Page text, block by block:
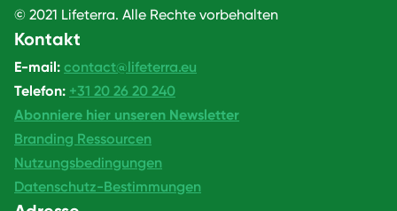
© 2021 Lifeterra. Alle Rechte vorbehalten
Kontakt
E-mail: contact@lifeterra.eu
Telefon: +31 20 26 20 240
Abonniere hier unseren Newsletter
Branding Ressourcen
Nutzungsbedingungen
Datenschutz-Bestimmungen